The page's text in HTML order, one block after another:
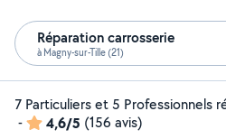
Réparation carrosserie
à Magny-sur-Tille (21)
7 Particuliers et 5 Professionnels
-
4,6/5 (156 avis)